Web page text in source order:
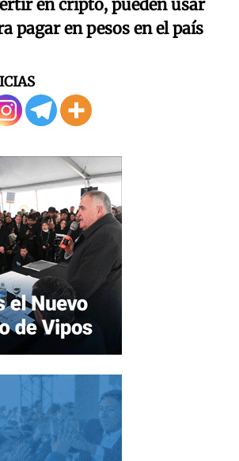
en cripto, pueden usar
pagar en pesos en el país